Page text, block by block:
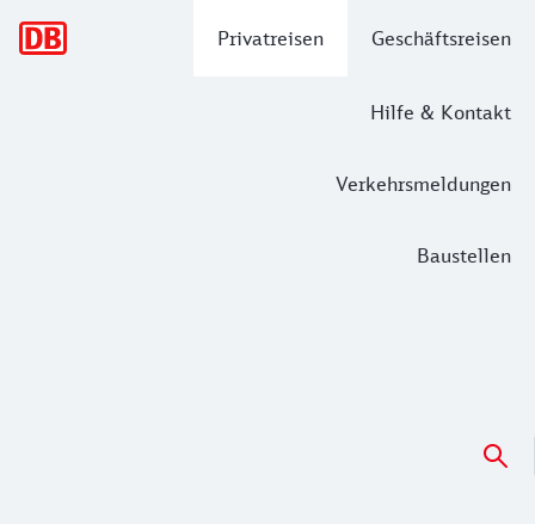
Privatreisen Geschäftsreisen
Hilfe & Kontakt
Verkehrsmeldungen
Baustellen